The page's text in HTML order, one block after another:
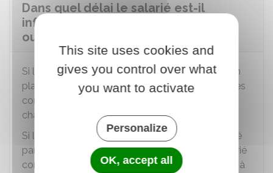
Dans quel délai le salarié est-il
informé des changements de durée
ou d'horaires de travail ?
Si l'aménagement du temps de travail est mis en
place par accord collectif, l'accord doit prévoir les
conditions et délais de prévenance des
changements de durée ou d'horaires de travail.
Si l'aménagement du temps de travail est décidé
par l'employeur, l'employeur doit prévenir le salarié
concerné au moins7jours ouvrés
avant la date à
This site uses cookies and
gives you control over what
you want to activate
Personalize
OK, accept all